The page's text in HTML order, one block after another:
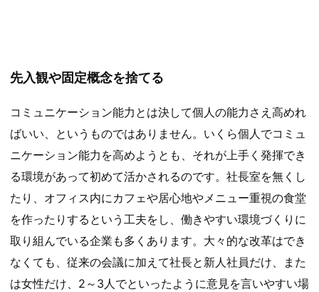
先入観や固定概念を捨てる
コミュニケーション能力とは決して個人の能力さえ高めれ
ばいい、というものではありません。いくら個人でコミュ
ニケーション能力を高めようとも、それが上手く発揮でき
る環境があって初めて活かされるのです。社長室を無くし
たり、オフィス内にカフェや居心地やメニュー重視の食堂
を作ったりするという工夫をし、働きやすい環境づくりに
取り組んでいる企業も多くあります。大々的な改革はでき
なくても、従来の会議に加えて社長と新人社員だけ、また
は女性だけ、2～3人でといったように意見を言いやすい場